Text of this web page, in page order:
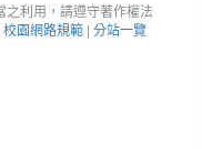
之利用，請遵守著作權法
校園網路規範 | 分站一覽